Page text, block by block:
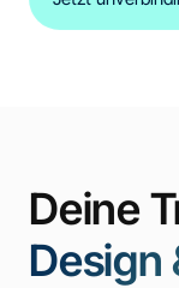
Deine
Design